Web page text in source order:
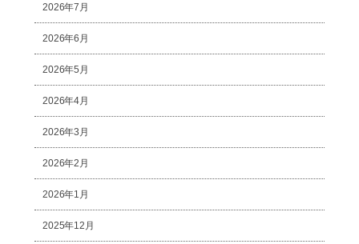
2026年7月
2026年6月
2026年5月
2026年4月
2026年3月
2026年2月
2026年1月
2025年12月